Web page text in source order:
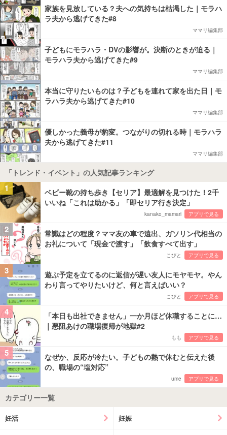
家族を見放している？夫への気持ちは枯渇した｜モラハ
ラ夫から逃げてきた#8
ママリ編集部
子どもにモラハラ・DVの影響が。決断のときが迫る｜
モラハラ夫から逃げてきた#9
ママリ編集部
本当に守りたいものは？子どもを連れて家を出た日｜モ
ラハラ夫から逃げてきた#10
ママリ編集部
優しかった義母が豹変。つながりの切れる時｜モラハラ
夫から逃げてきた#11
ママリ編集部
「トレンド・イベント」の人気記事ランキング
1
ベビー靴の持ち歩き【セリア】最適解を見つけた！2千
いいね「これは助かる」「即セリア行き決定」
kanako_mamari アプリで見る
2
常識はどの程度？ママ友の車で遠出、ガソリン代相当の
お礼について「現金で渡す」「飲食すべて出す」
こびと アプリで見る
3
遊ぶ予定を立てるのに返信が遅い友人にモヤモヤ。やん
わり言ってやりたいけど、何と言えばいい？
こびと アプリで見る
4
「本日も出社できません」一か月ほど休職することに…
｜悪阻あけの職場復帰が地獄#2
もも アプリで見る
5
なぜか、反応が冷たい。子どもの熱で休むと伝えた後
の、職場の“塩対応”
ume アプリで見る
カテゴリー一覧
妊活 妊娠